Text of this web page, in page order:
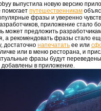
выпустила новую версию
помогает путешественникам
фразы и уверенно
приложение стало
может предложить
а рекомендовать фразы стало
достаточно напечатать ее или
или в меню ресторана, и
фразы будут
добавлены в приложение.